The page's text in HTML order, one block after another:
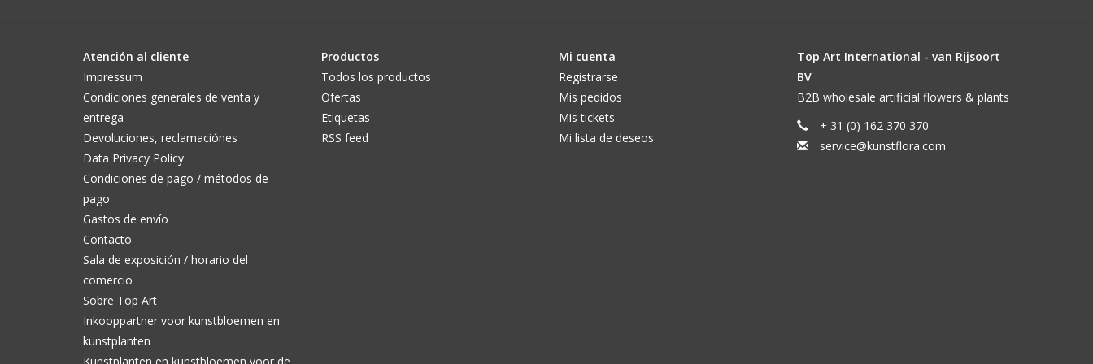
Atención al cliente
Impressum
Condiciones generales de venta y
entrega
Devoluciones, reclamaciónes
Data Privacy Policy
Condiciones de pago / métodos de
pago
Gastos de envío
Contacto
Sala de exposición / horario del
comercio
Sobre Top Art
Inkooppartner voor kunstbloemen en
kunstplanten
Productos
Todos los productos
Ofertas
Etiquetas
RSS feed
Mi cuenta
Registrarse
Mis pedidos
Mis tickets
Mi lista de deseos
Top Art International - van Rijsoort
BV
B2B wholesale artificial flowers & plants
+ 31 (0) 162 370 370
service@kunstflora.com